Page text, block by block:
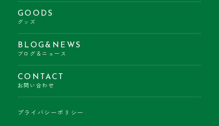
GOODS
グッズ
BLOG&NEWS
ブログ＆ニュース
CONTACT
お問い合わせ
プライバシーポリシー